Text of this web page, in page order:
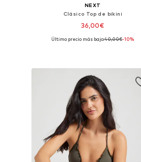
NEXT
Clásico Top de bikini
36,00€
+5
Disponible en muchas tallas
Último precio más bajo:40,00€-10%